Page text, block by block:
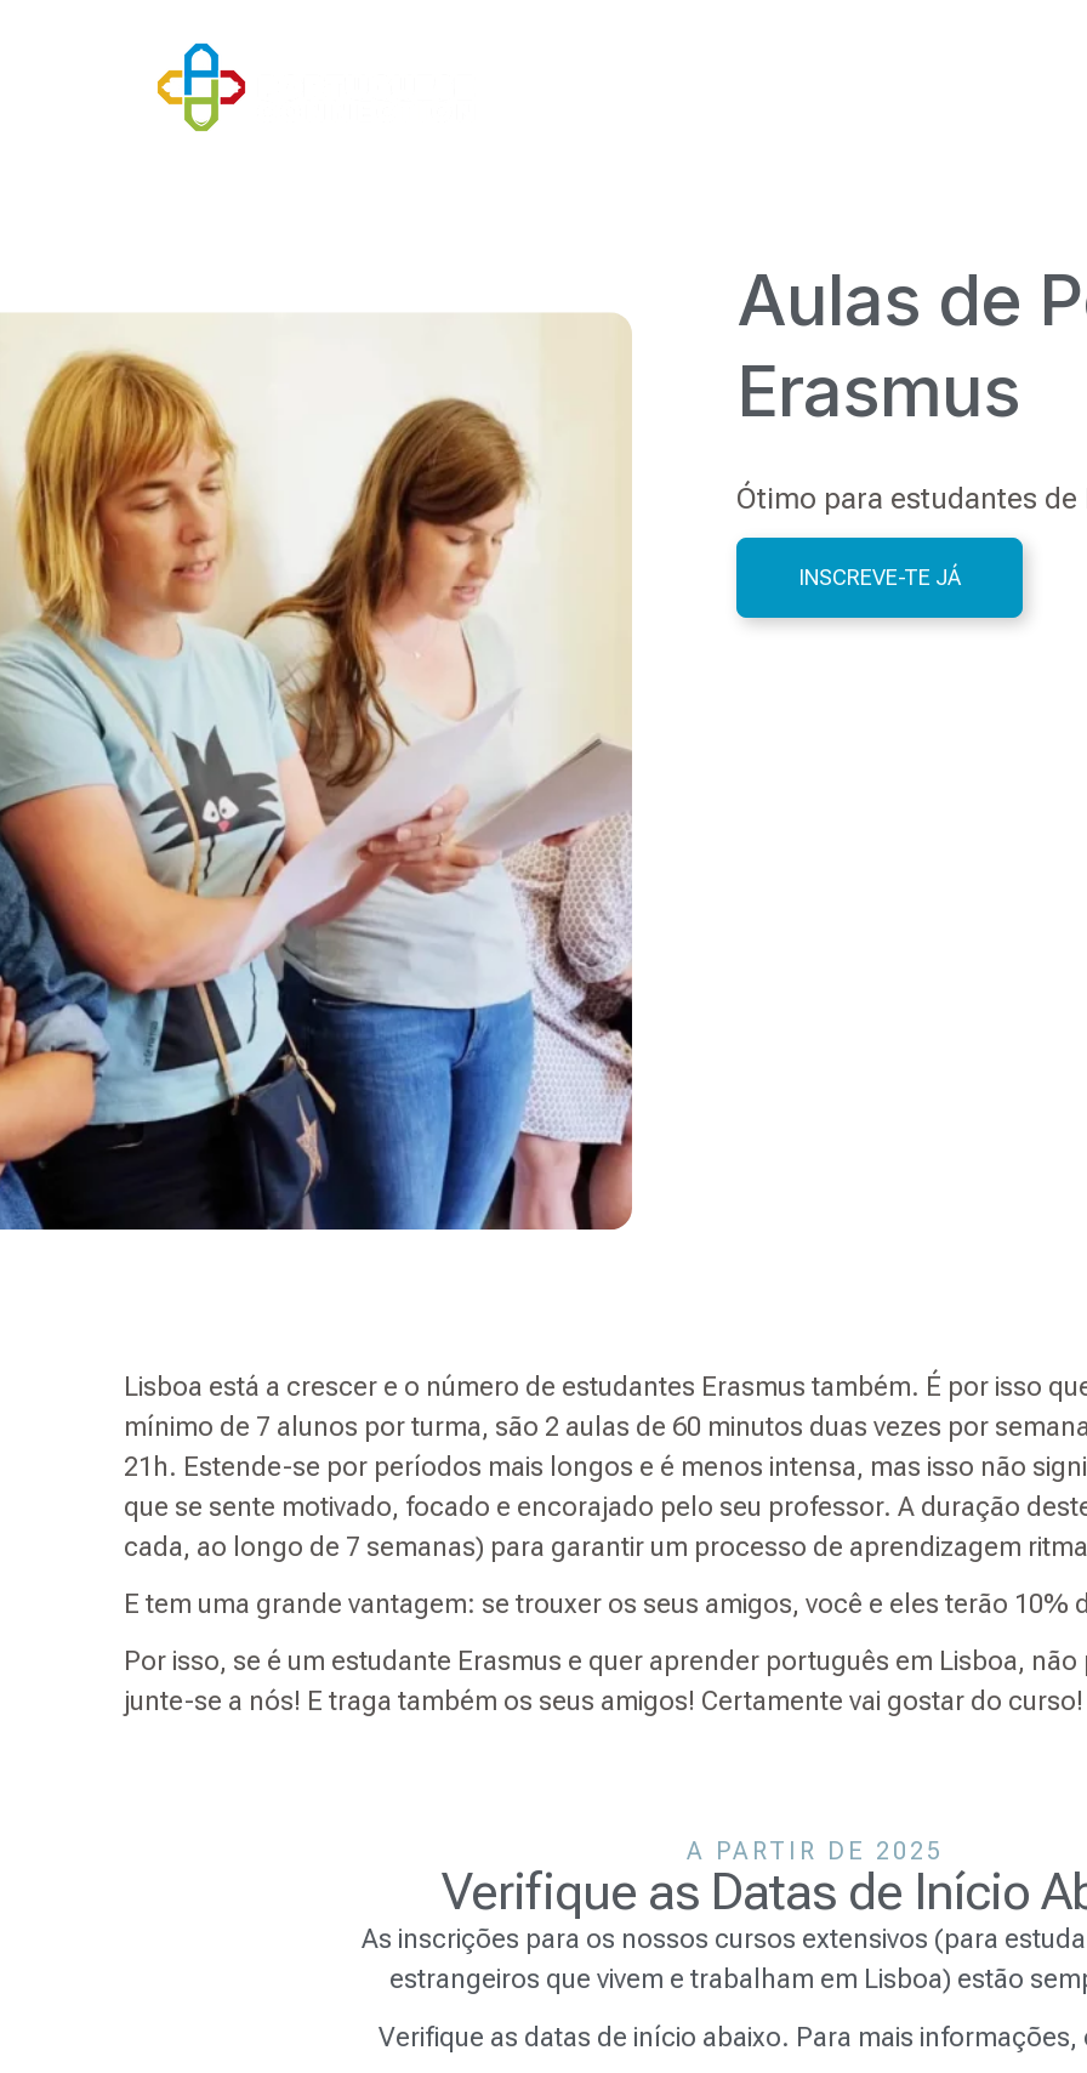
Aulas de
Erasmus
Ótimo para estudantes de
INSCREVE-TE JÁ
Lisboa está a crescer e o número de estudantes Erasmus também. É por isso
mínimo de 7 alunos por turma, são 2 aulas de 60 minutos duas vezes por
21h. Estende-se por períodos mais longos e é menos intensa, mas isso não
que se sente motivado, focado e encorajado pelo seu professor. A duração
cada, ao longo de 7 semanas) para garantir um processo de aprendizagem
E tem uma grande vantagem: se trouxer os seus amigos, você e eles terão 10%
Por isso, se é um estudante Erasmus e quer aprender português em Lisboa,
junte-se a nós! E traga também os seus amigos! Certamente vai gostar do curso!
A PARTIR DE 2025
Verifique as Datas de Início
As inscrições para os nossos cursos extensivos (para
estrangeiros que vivem e trabalham em Lisboa) estão
Verifique as datas de início abaixo. Para mais